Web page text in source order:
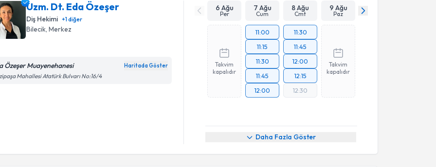
Uzm. Dt. Eda Özeşer
Diş Hekimi +1diğer
Bilecik, Merkez
Özeşer Muayenehanesi Haritada Göster
Mahallesi Atatürk Bulvarı No:16/4
6 Ağu
Per
7 Ağu
Cum
8 Ağu
Cmt
9 Ağu
Paz
Takvim
kapalıdır
11:00
11:15
11:30
11:45
12:00
11:30
11:45
12:00
12:15
12:30
Takvim
kapalıdır
Daha Fazla Göster